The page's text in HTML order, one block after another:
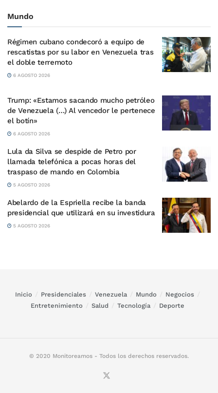
Mundo
Régimen cubano condecoró a equipo de
rescatistas por su labor en Venezuela tras
el doble terremoto
6 AGOSTO 2026
Trump: «Estamos sacando mucho petróleo
de Venezuela (…) Al vencedor le pertenece
el botín»
6 AGOSTO 2026
Lula da Silva se despide de Petro por
llamada telefónica a pocas horas del
traspaso de mando en Colombia
5 AGOSTO 2026
Abelardo de la Espriella recibe la banda
presidencial que utilizará en su investidura
5 AGOSTO 2026
Inicio Presidenciales Venezuela Mundo
Negocios
Entretenimiento
Salud Tecnología Deporte
© 2020 Monitoreamos - Todos los derechos reservados.